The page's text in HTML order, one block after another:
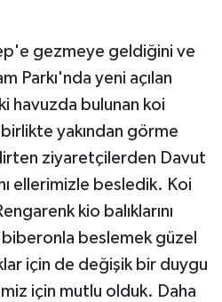
gezmeye geldiğini ve
Parkı'nda yeni açılan
havuzda bulunan koi
birlikte yakından görme
ziyaretçilerden Davut
ellerimizle besledik. Koi
kio balıklarını
biberonla beslemek güzel
için de değişik bir duygu
için mutlu olduk. Daha